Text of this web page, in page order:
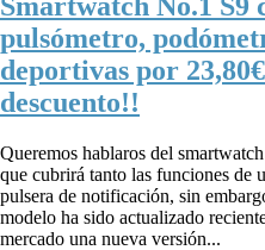
pulsómetro,
deportivas por
descuento!!
Queremos hablaros del
que cubrirá tanto las funciones de
pulsera de notificación, sin
modelo ha sido actualizado
mercado una nueva versión...